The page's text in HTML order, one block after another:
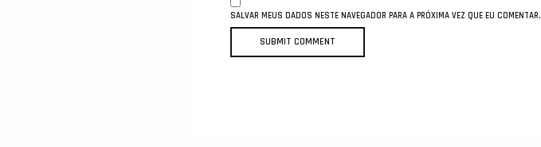
SALVAR MEUS DADOS NESTE NAVEGADOR PARA A PRÓXIMA VEZ QUE EU COMENTAR.